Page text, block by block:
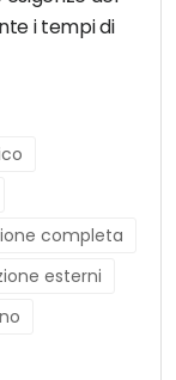
i tempi di
completa
esterni